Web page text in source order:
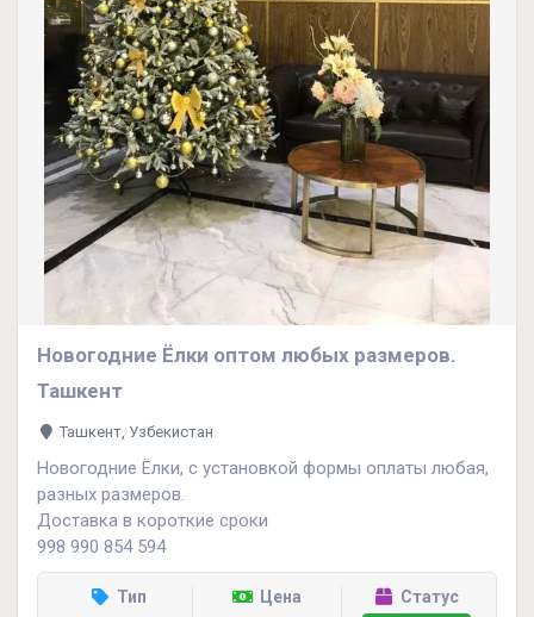
Новогодние Ёлки оптом любых размеров.
Ташкент
Ташкент, Узбекистан
Новогодние Ёлки, с установкой формы оплаты любая,
разных размеров.
Доставка в короткие сроки
998 990 854 594
Тип
Цена
Статус